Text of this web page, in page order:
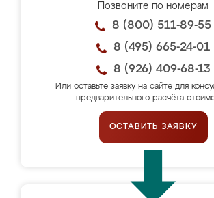
Позвоните по номерам
8 (800) 511-89-55
8 (495) 665-24-01
8 (926) 409-68-13
Или оставьте заявку на сайте для
предварительного расчёта
ОСТАВИТЬ ЗАЯВКУ